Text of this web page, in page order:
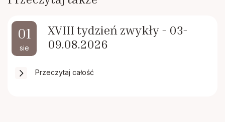
01
sie
XVIII tydzień zwykły - 03-
09.08.2026
Przeczytaj całość